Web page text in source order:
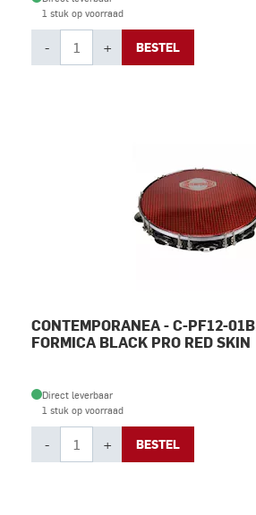
1 stuk op voorraad
- + BESTEL
CONTEMPORANEA - C-PF12-
FORMICA BLACK PRO RED SKIN
Direct leverbaar
1 stuk op voorraad
- + BESTEL